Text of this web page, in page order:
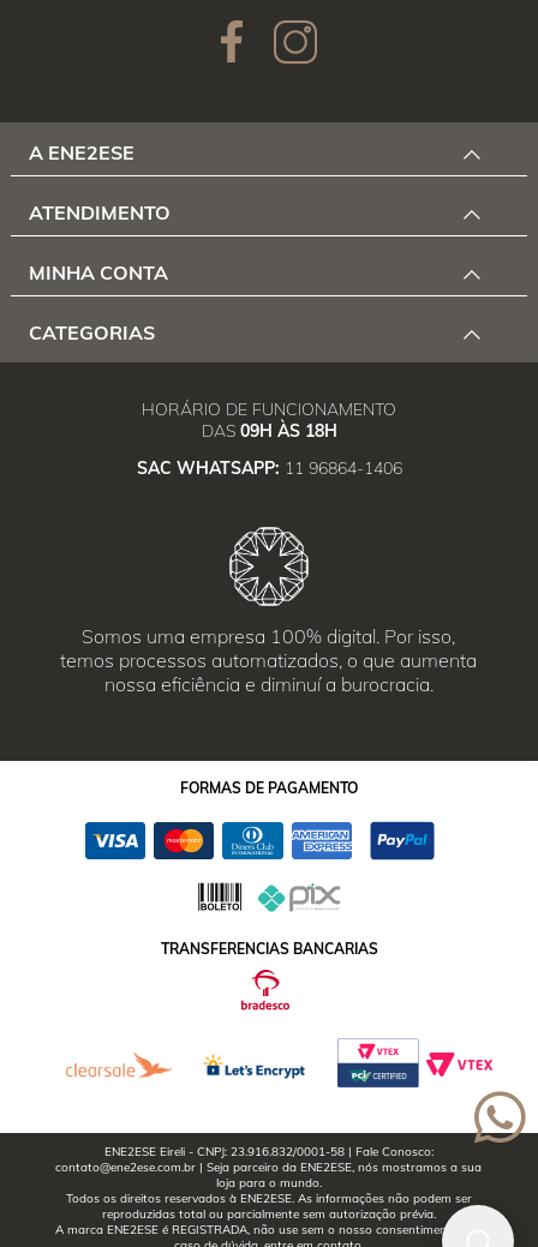
A ENE2ESE
ATENDIMENTO
MINHA CONTA
CATEGORIAS
HORÁRIO DE FUNCIONAMENTO
DAS 09H ÀS 18H
SAC WHATSAPP: 11 96864-1406
Somos uma empresa 100% digital. Por isso,
temos processos automatizados, o que aumenta
nossa eficiência e diminuí a burocracia.
FORMAS DE PAGAMENTO
TRANSFERENCIAS BANCARIAS
ENE2ESE Eireli - CNPJ: 23.916.832/0001-58 | Fale Conosco:
contato@ene2ese.com.br | Seja parceiro da ENE2ESE, nós mostramos a sua
loja para o mundo.
Todos os direitos reservados à ENE2ESE. As informações não podem ser
reproduzidas total ou parcialmente sem autorização prévia.
A marca ENE2ESE é REGISTRADA, não use sem o nosso consentimento. Em